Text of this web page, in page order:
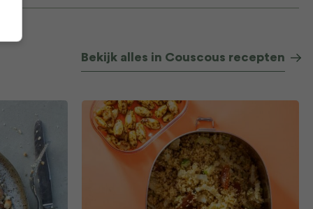
Bekijk alles in Couscous recepten